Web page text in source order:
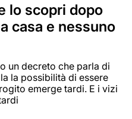
lo scopri dopo
casa e nessuno
un decreto che parla di
la possibilità di essere
emerge tardi. E i vizi